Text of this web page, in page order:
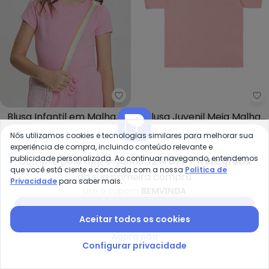
Alakazoo - Blusa Infantil em
Blusa Infantil em Malha
Cotton Básica (Rosa)
ALAKAZOO
R$ 34,93R$ 49,90
Blusa Juvenil Meia Malha
Penteada Ampla (Rosa)
R$ 26,97R$ 89,90
-30%
NEW -40%
Compre pelo app e ganhe12% OFF + frete grátis
na sua primeira compra
Nós utilizamos cookies e tecnologias similares para melhorar sua
experiência de compra, incluindo conteúdo relevante e
publicidade personalizada. Ao continuar navegando, entendemos
que você está ciente e concorda com a nossa Política de
Privacidadepara saber mais.
Aceitar todos os cookies
Configurar privacidade